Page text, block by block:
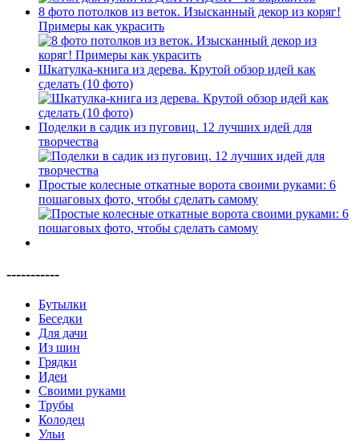
8 фото потолков из веток. Изысканный декор из коряг!
Примеры как украсить
Шкатулка-книга из дерева. Крутой обзор идей как
сделать (10 фото)
Поделки в садик из пуговиц. 12 лучших идей для
творчества
Простые колесные откатные ворота своими руками: 6
пошаговых фото, чтобы сделать самому
-----------
Бутылки
Беседки
Для дачи
Из шин
Грядки
Идеи
Своими руками
Трубы
Колодец
Ульи